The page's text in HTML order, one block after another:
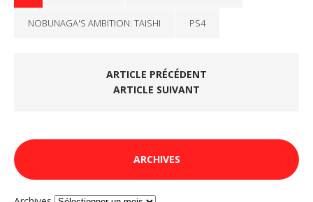
NOBUNAGA'S AMBITION: TAISHI PS4
ARTICLE PRÉCÉDENT
ARTICLE SUIVANT
ARCHIVES